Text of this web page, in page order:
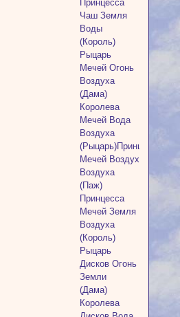
Принцесса
Чаш Земля
Воды
(Король)
Рыцарь
Мечей Огонь
Воздуха
(Дама)
Королева
Мечей Вода
Воздуха
(Рыцарь)Принц
Мечей Воздух
Воздуха
(Паж)
Принцесса
Мечей Земля
Воздуха
(Король)
Рыцарь
Дисков Огонь
Земли
(Дама)
Королева